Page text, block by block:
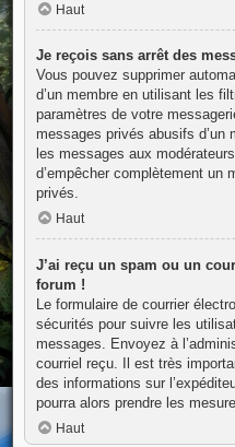
Haut
Je reçois sans arrêt des
Vous pouvez supprimer
d’un membre en utilisant les
paramètres de votre
messages privés abusifs d’un
les messages aux
d’empêcher complètement un
privés.
Haut
J’ai reçu un spam ou un
forum !
Le formulaire de courrier
sécurités pour suivre les
messages. Envoyez à
courriel reçu. Il est très
des informations sur
pourra alors prendre les
Haut